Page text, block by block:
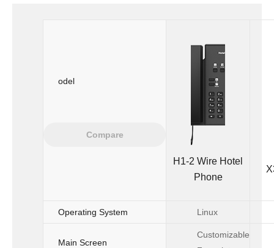
odel
Compare
H1-2 Wire Hotel
Phone
Operating System Linux
Main Screen
Customizable